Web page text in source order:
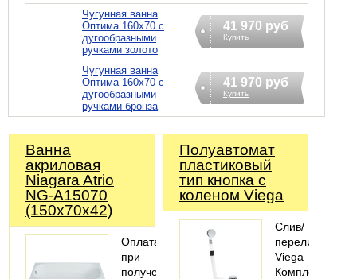
Чугунная ванна
Оптима 160х70 с
дугообразными
ручками золото
41 970 руб
Купить
Чугунная ванна
Оптима 160х70 с
дугообразными
ручками бронза
41 970 руб
Купить
Ванна
акриловая
Niagara Atrio
NG-A15070
(150х70х42)
Оплата
при
получении
Полуавтомат
пластиковый
тип кнопка с
коленом Viega
Слив/
перелив
Viega